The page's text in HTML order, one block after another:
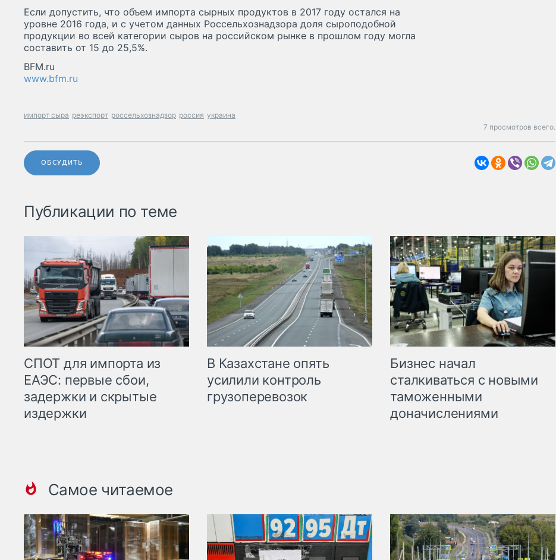
Если допустить, что объем импорта сырных продуктов в 2017 году остался на
уровне 2016 года, и с учетом данных Россельхознадзора доля сыроподобной
продукции во всей категории сыров на российском рынке в прошлом году могла
составить от 15 до 25,5%.
BFM.ru
www.bfm.ru
импорт сыра реэкспорт россельхознадзор россия украина
7 просмотров всего.
ОБСУДИТЬ
Публикации по теме
СПОТ для импорта из
ЕАЭС: первые сбои,
задержки и скрытые
издержки
В Казахстане опять
усилили контроль
грузоперевозок
Бизнес начал
сталкиваться с новыми
таможенными
доначислениями
Самое читаемое